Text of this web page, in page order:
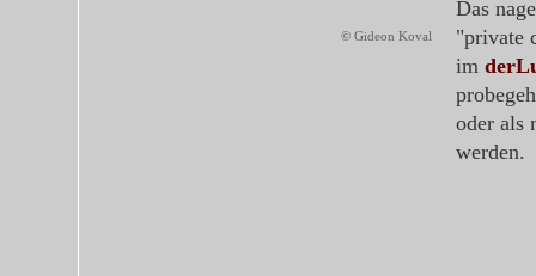
© Gideon Koval
Das
"private
im
oder als
werden.